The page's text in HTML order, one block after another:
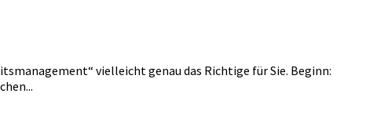
vielleicht genau das Richtige für Sie. Beginn: